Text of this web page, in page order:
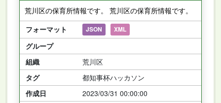
荒川区の保育所情報です。 荒川区の保育所情報です。
フォーマット
JSON XML
グループ
組織
荒川区
タグ
都知事杯ハッカソン
作成日
2023/03/31 00:00:00